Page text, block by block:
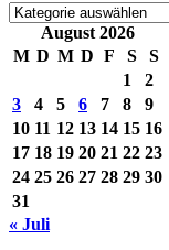
Kategorien
August 2026
M D M D F S
S
1
2
3
4 5 6 7 8
9
10 11 12 13 14 15 16
17 18 19 20 21 22 23
24 25 26 27 28 29 30
31
« Juli